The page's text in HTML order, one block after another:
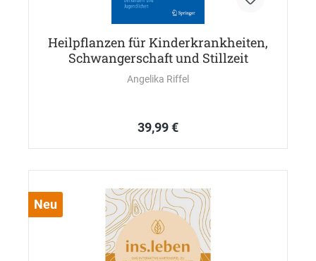
Heilpflanzen für Kinderkrankheiten,
Schwangerschaft und Stillzeit
Angelika Riffel
39,99 €
Neu